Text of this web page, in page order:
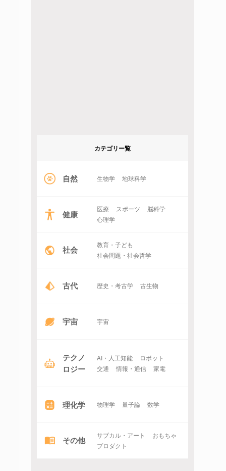
カテゴリー覧
自然 生物学 地球科学
健康 医療 スポーツ
脳科学
心理学
社会
教育・子ども
社会問題・社会哲学
古代 歴史・考古学 古生物
宇宙 宇宙
テクノ
ロジー
AI・人工知能
ロボット
交通
情報・通信 家電
理化学 物理学 量子論 数学
その他 サブカル・アート
おもちゃ
プロダクト